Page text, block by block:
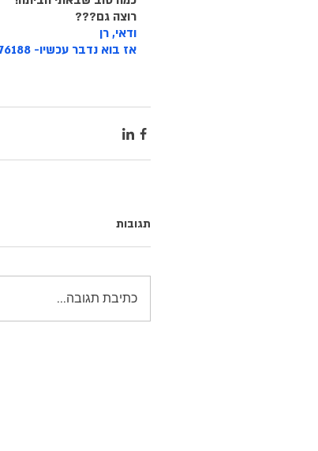
רוצה גם???
ודאי, רן
אז בוא נדבר עכשיו- 054-7776188
תגובות
כתיבת תגובה...